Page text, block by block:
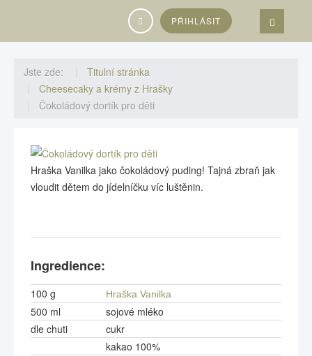
PŘIHLÁSIT
Jste zde:
Titulní stránka
Cheesecaky a krémy z Hrašky
Čokoládový dortík pro děti
Hraška Vanilka jako čokoládový puding! Tajná zbraň jak
vloudit dětem do jídelníčku víc luštěnin.
Ingredience:
100 g Hraška Vanilka
500 ml
sojové mléko
dle chuti
cukr
kakao 100%